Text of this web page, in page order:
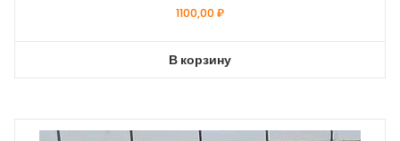
1100,00₽
В корзину